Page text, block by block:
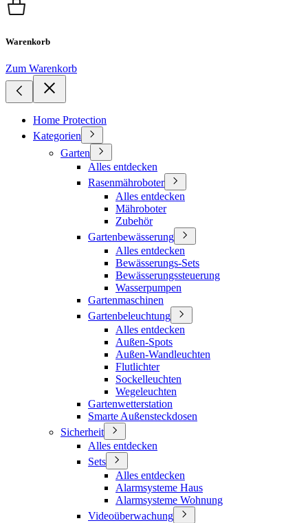
Warenkorb
Zum Warenkorb
Home Protection
Kategorien
Garten
Alles entdecken
Rasenmähroboter
Alles entdecken
Mähroboter
Zubehör
Gartenbewässerung
Alles entdecken
Bewässerungs-Sets
Bewässerungssteuerung
Wasserpumpen
Gartenmaschinen
Gartenbeleuchtung
Alles entdecken
Außen-Spots
Außen-Wandleuchten
Flutlichter
Sockelleuchten
Wegeleuchten
Gartenwetterstation
Smarte Außensteckdosen
Sicherheit
Alles entdecken
Sets
Alles entdecken
Alarmsysteme Haus
Alarmsysteme Wohnung
Videoüberwachung